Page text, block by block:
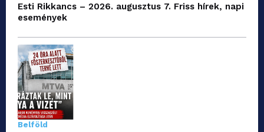
Esti Rikkancs – 2026. augusztus 7. Friss hírek, napi
események
Belföld